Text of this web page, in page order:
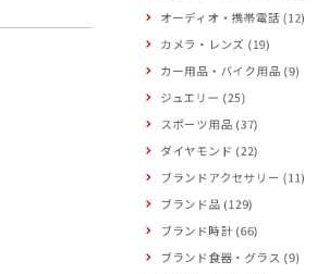
オーディオ・携帯電話 (12)
カメラ・レンズ (19)
カー用品・バイク用品 (9)
ジュエリー (25)
スポーツ用品 (37)
ダイヤモンド (22)
ブランドアクセサリー (11)
ブランド品 (129)
ブランド時計 (66)
ブランド食器・グラス (9)